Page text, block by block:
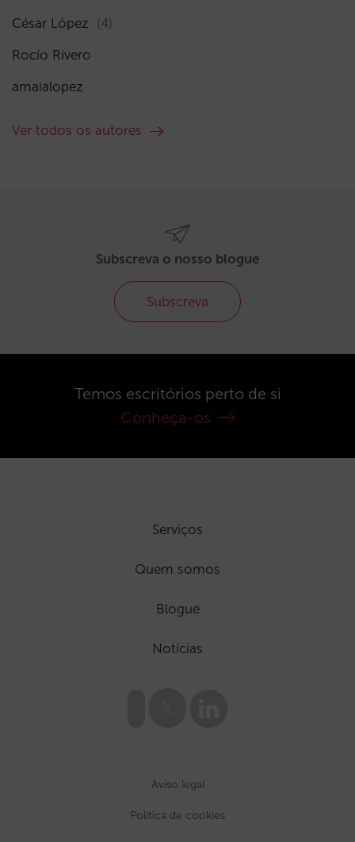
César López (4)
Rocío Rivero
amaialopez
Ver todos os autores
Subscreva o nosso blogue
Subscreva
Temos escritórios perto de si
Conheça-os
Serviços
Quem somos
Blogue
Notícias
Aviso legal
Política de cookies